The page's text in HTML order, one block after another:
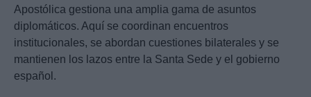
Apostólica gestiona una amplia gama de asuntos
diplomáticos. Aquí se coordinan encuentros
institucionales, se abordan cuestiones bilaterales y se
mantienen los lazos entre la Santa Sede y el gobierno
español.